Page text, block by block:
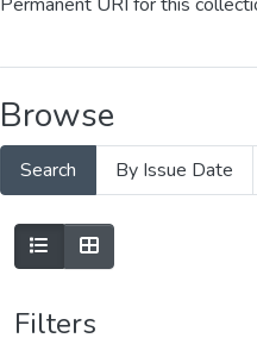
Browse
Search By Issue Date
Filters